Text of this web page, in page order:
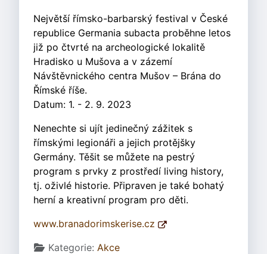
Největší římsko-barbarský festival v České
republice Germania subacta proběhne letos
již po čtvrté na archeologické lokalitě
Hradisko u Mušova a v zázemí
Návštěvnického centra Mušov – Brána do
Římské říše.
Datum: 1. - 2. 9. 2023
Nenechte si ujít jedinečný zážitek s
římskými legionáři a jejich protějšky
Germány. Těšit se můžete na pestrý
program s prvky z prostředí living history,
tj. oživlé historie. Připraven je také bohatý
herní a kreativní program pro děti.
www.branadorimskerise.cz
Základní údaje
Kategorie: Akce